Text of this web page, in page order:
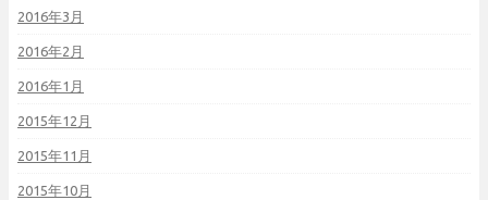
2016年3月
2016年2月
2016年1月
2015年12月
2015年11月
2015年10月